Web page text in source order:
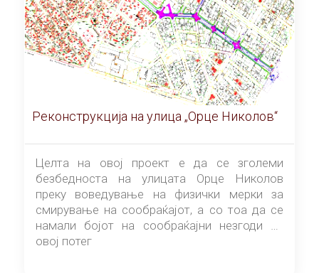
Реконструкција на улица „Орце Николов“
Целта на овој проект е да се зголеми
безбедноста на улицата Орце Николов
преку воведување на физички мерки за
смирување на сообраќајот, а со тоа да се
намали бојот на сообраќајни незгоди на
овој потег